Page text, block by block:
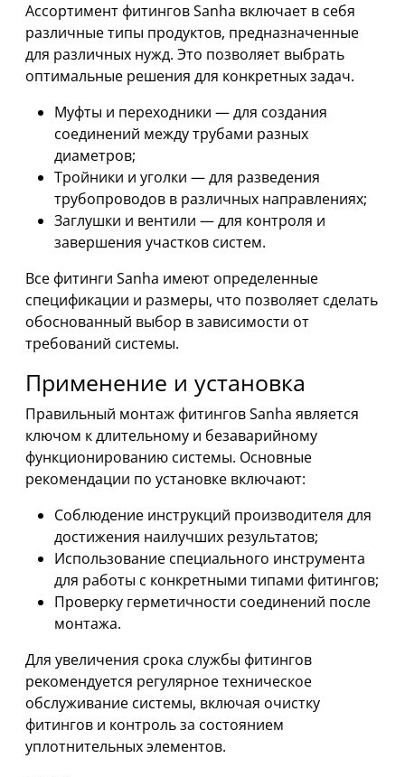
Ассортимент фитингов Sanha включает в себя
различные типы продуктов, предназначенные
для различных нужд. Это позволяет выбрать
оптимальные решения для конкретных задач.
Муфты и переходники — для создания
соединений между трубами разных
диаметров;
Тройники и уголки — для разведения
трубопроводов в различных направлениях;
Заглушки и вентили — для контроля и
завершения участков систем.
Все фитинги Sanha имеют определенные
спецификации и размеры, что позволяет сделать
обоснованный выбор в зависимости от
требований системы.
Применение и установка
Правильный монтаж фитингов Sanha является
ключом к длительному и безаварийному
функционированию системы. Основные
рекомендации по установке включают:
Соблюдение инструкций производителя для
достижения наилучших результатов;
Использование специального инструмента
для работы с конкретными типами фитингов;
Проверку герметичности соединений после
монтажа.
Для увеличения срока службы фитингов
рекомендуется регулярное техническое
обслуживание системы, включая очистку
фитингов и контроль за состоянием
уплотнительных элементов.